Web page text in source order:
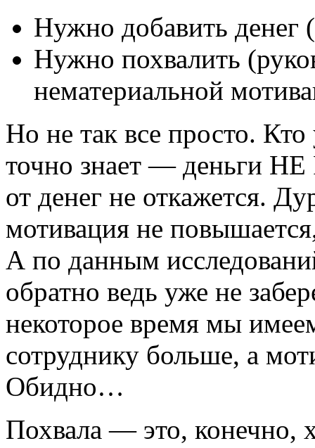
Нужно добавить денег
Нужно похвалить
нематериальной
Но не так все просто. Кто
точно знает ― деньги
от денег не откажется.
мотивация не
А по данным
обратно ведь уже не
некоторое время мы
сотруднику больше, а
Обидно…
Похвала ― это, конечно,